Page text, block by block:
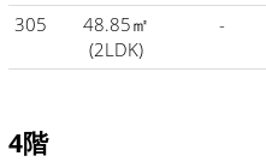
305
48.85㎡
(2LDK)
-
4階